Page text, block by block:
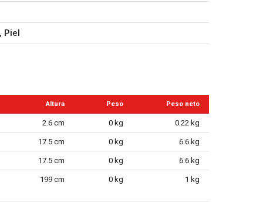
Piel
Altura Peso Peso neto
2.6 cm 0 kg 0.22 kg
17.5 cm 0 kg 6.6 kg
17.5 cm 0 kg 6.6 kg
199 cm 0 kg 1 kg